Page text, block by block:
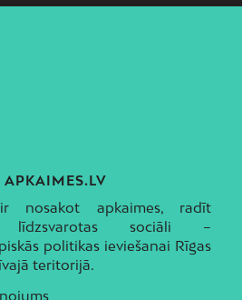
APKAIMES.LV
nosakot apkaimes, radīt
līdzsvarotas sociāli –
politikas ieviešanai Rīgas
teritorijā.